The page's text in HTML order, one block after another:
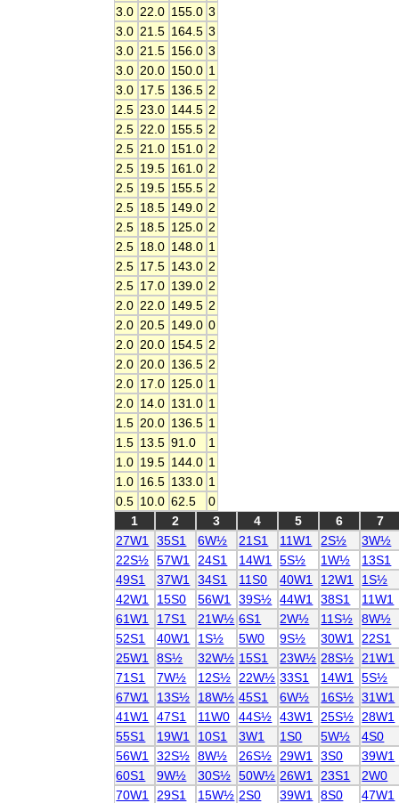
3.0 22.0 155.0 3
3.0 21.5 164.5 3
3.0 21.5 156.0 3
3.0 20.0 150.0 1
3.0 17.5 136.5 2
2.5 23.0 144.5 2
2.5 22.0 155.5 2
2.5 21.0 151.0 2
2.5 19.5 161.0 2
2.5 19.5 155.5 2
2.5 18.5 149.0 2
2.5 18.5 125.0 2
2.5 18.0 148.0 1
2.5 17.5 143.0 2
2.5 17.0 139.0 2
2.0 22.0 149.5 2
2.0 20.5 149.0 0
2.0 20.0 154.5 2
2.0 20.0 136.5 2
2.0 17.0 125.0 1
2.0 14.0 131.0 1
1.5 20.0 136.5 1
1.5 13.5 91.0
1
1.0 19.5 144.0 1
1.0 16.5 133.0 1
0.5 10.0 62.5
0
1
2 3 4 5 6
7
27W1
35S1 6W½ 21S1 11W1 2S½
3W½
22S½ 57W1 24S1 14W1 5S½ 1W½
13S1
49S1
37W1 34S1 11S0 40W1 12W1
1S½
42W1
15S0 56W1 39S½ 44W1 38S1
11W1
61W1
17S1 21W½ 6S1 2W½ 11S½
8W½
52S1
40W1 1S½ 5W0 9S½ 30W1
22S1
25W1
8S½ 32W½ 15S1 23W½ 28S½
21W1
71S1
7W½ 12S½ 22W½ 33S1 14W1
5S½
67W1
13S½ 18W½ 45S1 6W½ 16S½ 31W1
41W1
47S1 11W0 44S½ 43W1 25S½
28W1
55S1
19W1 10S1 3W1 1S0 5W½
4S0
56W1
32S½ 8W½ 26S½ 29W1 3S0
39W1
60S1
9W½ 30S½ 50W½ 26W1 23S1
2W0
70W1
29S1 15W½ 2S0 39W1 8S0
47W1